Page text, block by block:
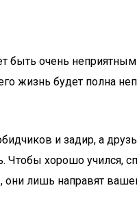
очень
жизнь будет полна
и задир, а
хорошо учился,
лишь направят